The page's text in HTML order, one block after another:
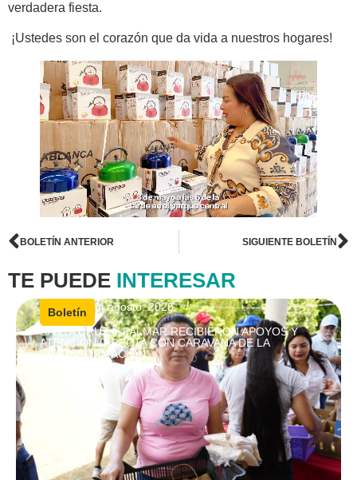
verdadera fiesta.
¡Ustedes son el corazón que da vida a nuestros hogares!
BOLETÍN ANTERIOR SIGUIENTE BOLETÍN
TE PUEDE INTERESAR
Boletín |4 agosto, 2026
SANTA CRUZ Y PALMAR RECIBIERON APOYOS Y
ATENCIÓN DIRECTA CON CARAVANA DE LA
TRANSFORMACIÓN